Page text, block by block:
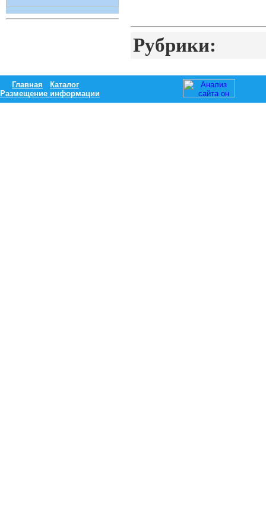
Рубрики:
Главная
Каталог
Размещение информации